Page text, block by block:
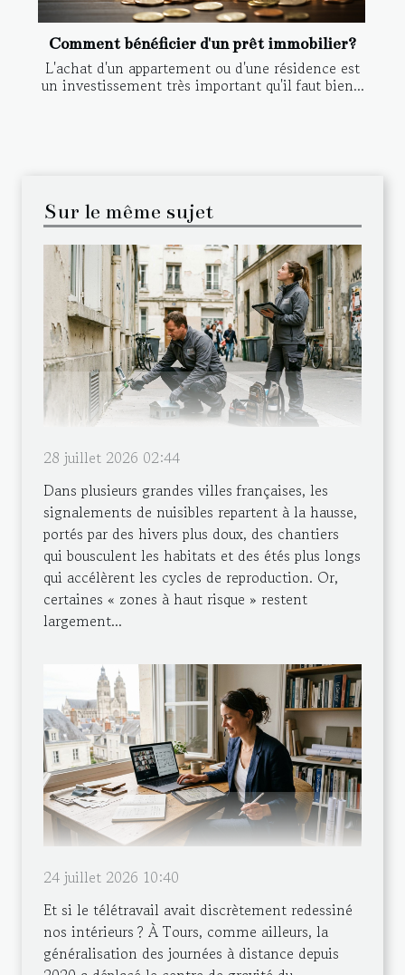
Comment bénéficier d'un prêt immobilier?
L'achat d'un appartement ou d'une résidence est
un investissement très important qu'il faut bien...
Sur le même sujet
28 juillet 2026 02:44
Dans plusieurs grandes villes françaises, les
signalements de nuisibles repartent à la hausse,
portés par des hivers plus doux, des chantiers
qui bousculent les habitats et des étés plus longs
qui accélèrent les cycles de reproduction. Or,
certaines « zones à haut risque » restent
largement...
24 juillet 2026 10:40
Et si le télétravail avait discrètement redessiné
nos intérieurs ? À Tours, comme ailleurs, la
généralisation des journées à distance depuis